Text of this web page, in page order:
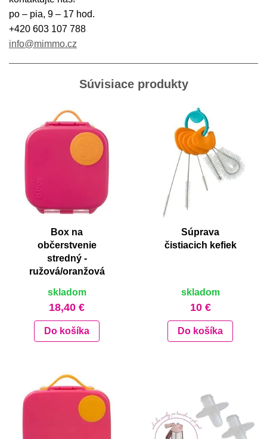
po – pia, 9 – 17 hod.
+420 603 107 788
info@mimmo.cz
Súvisiace produkty
Box na
občerstvenie
stredný -
ružová/oranžová
skladom
18,40 €
Do košíka
Súprava
čistiacich kefiek
skladom
10 €
Do košíka